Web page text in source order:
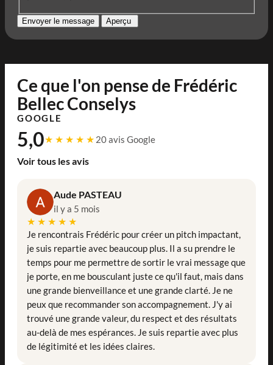
Ce que l'on pense de Frédéric
Bellec Conselys
GOOGLE
5,0★★★★★ 20 avis Google
Voir tous les avis
Aude PASTEAU
il y a 5 mois
★★★★★
Je rencontrais Frédéric pour créer un pitch impactant,
je suis repartie avec beaucoup plus. Il a su prendre le
temps pour me permettre de sortir le vrai message que
je porte, en me bousculant juste ce qu'il faut, mais dans
une grande bienveillance et une grande clarté. Je ne
peux que recommander son accompagnement. J'y ai
trouvé une grande valeur, du respect et des résultats
au-delà de mes espérances. Je suis repartie avec plus
de légitimité et les idées claires.